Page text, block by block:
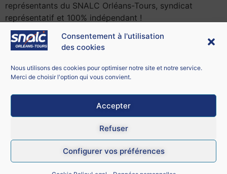
Consentement à l'utilisation
des cookies
Nous utilisons des cookies pour optimiser notre site et notre service.
Merci de choisir l'option qui vous convient.
Accepter
Refuser
Configurer vos préférences
représentants du SNALC Orléans-Tours, syndicat
représentatif et 100% indépendant !
Contacter le SNALC Orléans-Tours
21 bis rue George Sand
18100 Vierzon
Mentions légales
CGU